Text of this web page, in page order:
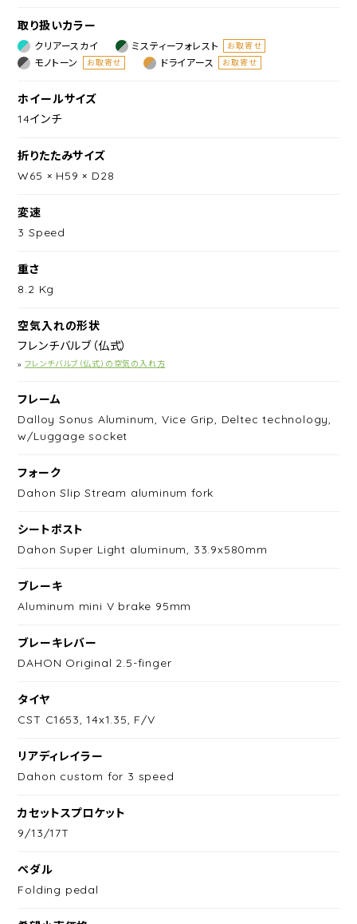
取り扱いカラー
クリアースカイ ミスティーフォレスト お取寄せ
モノトーン お取寄せ ドライアース お取寄せ
ホイールサイズ
14インチ
折りたたみサイズ
W65 × H59 × D28
変速
3 Speed
重さ
8.2 Kg
空気入れの形状
フレンチバルブ（仏式）
»フレンチバルブ（仏式）の空気の入れ方
フレーム
Dalloy Sonus Aluminum, Vice Grip, Deltec technology,
w/Luggage socket
フォーク
Dahon Slip Stream aluminum fork
シートポスト
Dahon Super Light aluminum, 33.9x580mm
ブレーキ
Aluminum mini V brake 95mm
ブレーキレバー
DAHON Original 2.5-finger
タイヤ
CST C1653, 14x1.35, F/V
リアディレイラー
Dahon custom for 3 speed
カセットスプロケット
9/13/17T
ペダル
Folding pedal